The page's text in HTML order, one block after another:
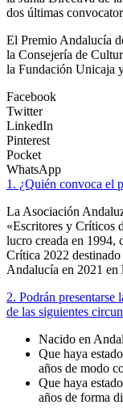
dos últimas
El Premio Andalucía
la Consejería de
la Fundación Unicaja
Facebook
Twitter
LinkedIn
Pinterest
Pocket
WhatsApp
1. ¿Quién convoca el
La Asociación
«Escritores y Críticos
lucro creada en
Crítica 2022
Andalucía en 2021 en
2. Podrán presentarse
de las siguientes
Nacido en
Que haya
años de modo
Que haya
años de forma